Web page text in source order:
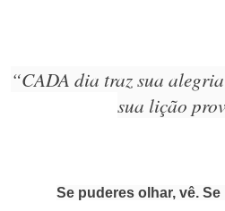
“CADA dia traz sua
sua lição
Se puderes olhar, vê.